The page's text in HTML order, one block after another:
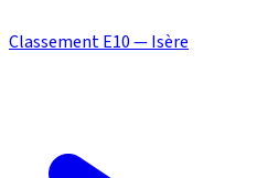
Classement E10 — Isère